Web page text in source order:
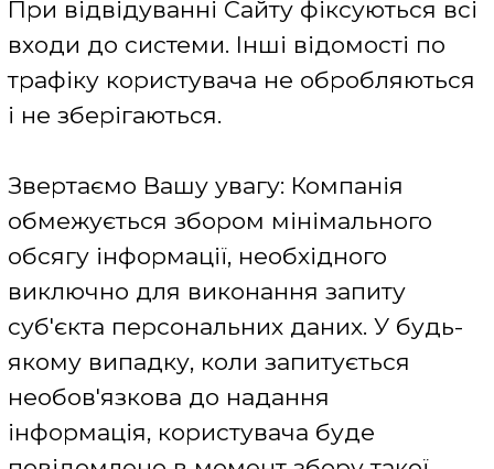
Обробка персональних даних
Обробка і зберігання наданих
персональних даних здійснюється в
дата-центрах, де розміщується
обладнання, що забезпечує
функціонування сервісів Сайту.
Надані персональні дані
обробляються і можуть зберігатись в
Базі персональних даних чи окремій